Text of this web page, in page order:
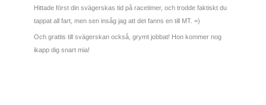
Hittade först din svägerskas tid på racetimer, och trodde faktiskt du
tappat all fart, men sen insåg jag att det fanns en till MT. =)
Och grattis till svägerskan också, grymt jobbat! Hon kommer nog
ikapp dig snart mia!